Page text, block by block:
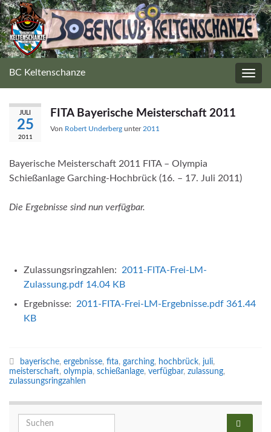
BC Keltenschanze
JULI
25
2011
FITA Bayerische Meisterschaft 2011
Von Robert Underberg unter 2011
Bayerische Meisterschaft 2011 FITA – Olympia
Schießanlage Garching-Hochbrück (16. – 17. Juli 2011)
Die Ergebnisse sind nun verfügbar.
Zulassungsringzahlen:
2011-FITA-Frei-LM-
Zulassung.pdf 14.04 KB
Ergebnisse:
2011-FITA-Frei-LM-Ergebnisse.pdf 361.44
KB
bayerische, ergebnisse, fita, garching, hochbrück, juli,
meisterschaft, olympia, schießanlage, verfügbar, zulassung,
zulassungsringzahlen
Search for: